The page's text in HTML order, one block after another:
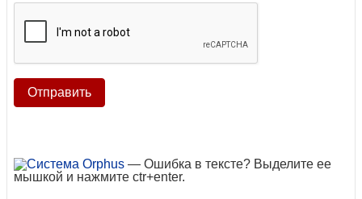
— Ошибка в тексте? Выделите ее
мышкой и нажмите ctr+enter.